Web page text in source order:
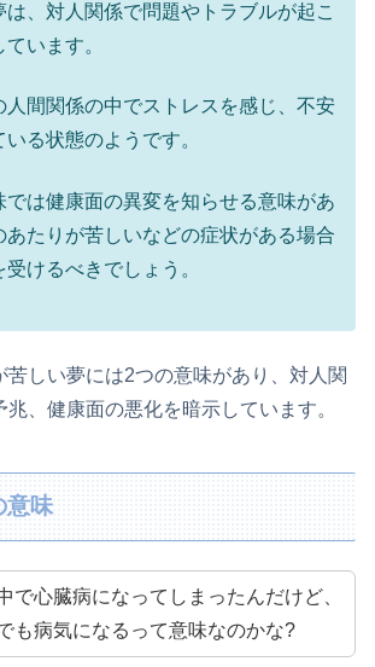
、対人関係で問題やトラブルが起こ
います。
人間関係の中でストレスを感じ、不安
る状態のようです。
では健康面の異変を知らせる意味があ
あたりが苦しいなどの症状がある場合
けるべきでしょう。
苦しい夢には2つの意味があり、対人関
、健康面の悪化を暗示しています。
意味
で心臓病になってしまったんだけど、
も病気になるって意味なのかな?